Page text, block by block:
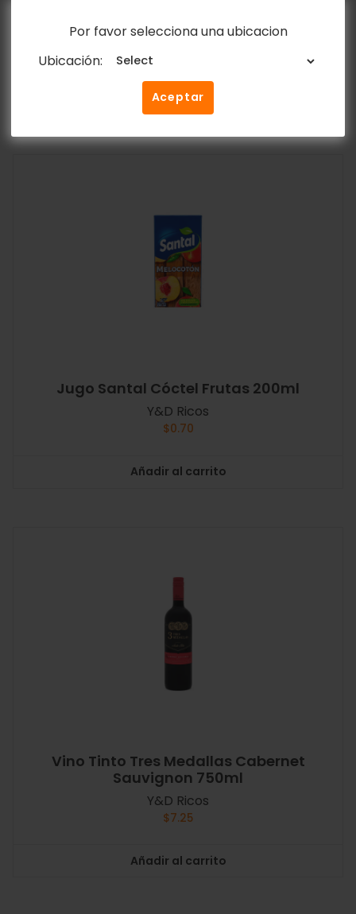
Por favor selecciona una ubicacion
Ubicación:
Aceptar
Y&D Ricos
Añadir al carrito
Jugo Santal Cóctel Frutas 200ml
Y&D Ricos
$0.70
Añadir al carrito
Vino Tinto Tres Medallas Cabernet
Sauvignon 750ml
Y&D Ricos
$7.25
Añadir al carrito